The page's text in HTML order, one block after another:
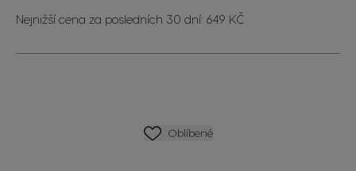
Nejnižší cena za posledních 30 dní: 649 KČ
SEZNAM PŘÁNÍ
Oblíbené